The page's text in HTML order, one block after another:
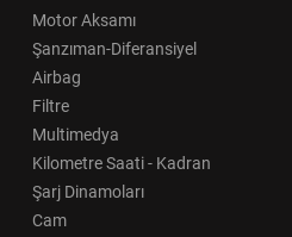
Motor Aksamı
Şanzıman-Diferansiyel
Airbag
Filtre
Multimedya
Kilometre Saati - Kadran
Şarj Dinamoları
Cam